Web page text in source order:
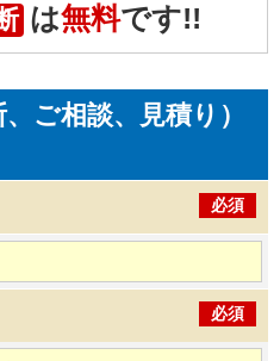
は無料です!!
ご相談、見積り）
必須
必須